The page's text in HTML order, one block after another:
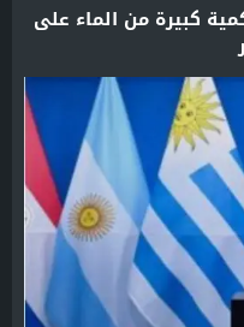
كبيرة من الماء على